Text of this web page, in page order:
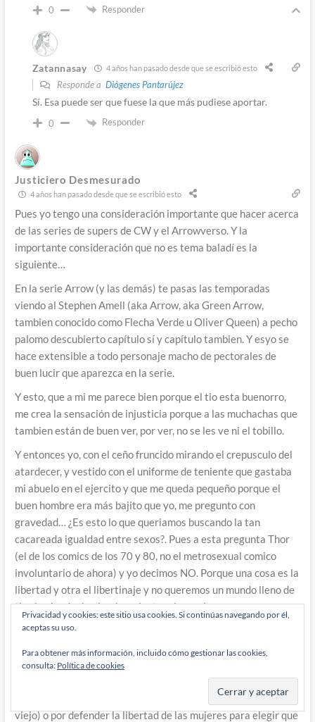
0 Responder
Zatannasay 4 años han pasado desde que se escribió esto
Responde a Diógenes Pantarújez
Sí. Esa puede ser que fuese la que más pudiese aportar.
0 Responder
Justiciero Desmesurado
4 años han pasado desde que se escribió esto
Pues yo tengo una consideración importante que hacer acerca
de las series de supers de CW y el Arrowverso. Y la
importante consideración que no es tema baladí es la
siguiente…
En la serie Arrow (y las demás) te pasas las temporadas
viendo al Stephen Amell (aka Arrow, aka Green Arrow,
tambien conocido como Flecha Verde u Oliver Queen) a pecho
palomo descubierto capítulo sí y capítulo tambien. Y esyo se
hace extensible a todo personaje macho de pectorales de
buen lucir que aparezca en la serie.
Y esto, que a mi me parece bien porque el tio esta buenorro,
me crea la sensación de injusticia porque a las muchachas que
tambien están de buen ver, por ver, no se les ve ni el tobillo.
Y entonces yo, con el ceño fruncido mirando el crepusculo del
atardecer, y vestido con el uniforme de teniente que gastaba
mi abuelo en el ejercito y que me queda pequeño porque el
buen hombre era más bajito que yo, me pregunto con
gravedad… ¿Es esto lo que queriamos buscando la tan
cacareada igualdad entre sexos?. Pues a esta pregunta Thor
(el de los comics de los 70 y 80, no el metrosexual comico
involuntario de ahora) y yo decimos NO. Porque una cosa es la
libertad y otra el libertinaje y no queremos un mundo lleno de
tios haciendo dominadas mientras las mujeres son
informaticas vestidas con pantalones.
Por favor que no se malinterprete el mensaje y me llamen
machista o fascista solo por votar a Vox, haberme pasado la
vida visitando el valle de los caidos para cantar el car al sol (
hasta que el cabron de Peter Sanchez se llevo las cenizas del
viejo) o por defender la libertad de las mujeres para elegir que
Privacidad y cookies: este sitio usa cookies. Si continúas navegando por él,
aceptas su uso.
Para obtener más información, incluido cómo gestionar las cookies,
consulta: Política de cookies